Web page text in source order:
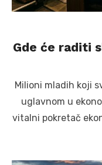
Gde će raditi
Milioni mladih koji
uglavnom u
vitalni pokretač